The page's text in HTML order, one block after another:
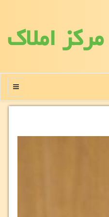
مركز املاك
منو